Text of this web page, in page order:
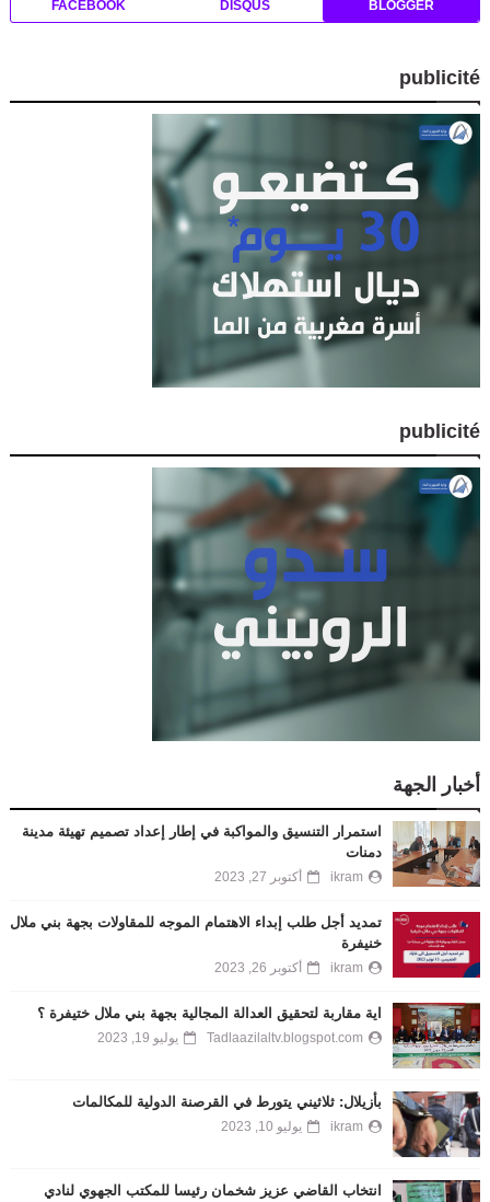
BLOGGER
DISQUS
FACEBOOK
publicité
publicité
أخبار الجهة
استمرار التنسيق والمواكبة في إطار إعداد تصميم تهيئة مدينة
دمنات
ikram أكتوبر 27, 2023
تمديد أجل طلب إبداء الاهتمام الموجه للمقاولات بجهة بني ملال
خنيفرة
ikram أكتوبر 26, 2023
اية مقاربة لتحقيق العدالة المجالية بجهة بني ملال ختيفرة ؟
Tadlaazilaltv.blogspot.com يوليو 19, 2023
بأزيلال: ثلاثيني يتورط في القرصنة الدولية للمكالمات
ikram يوليو 10, 2023
انتخاب القاضي عزيز شخمان رئيسا للمكتب الجهوي لنادي